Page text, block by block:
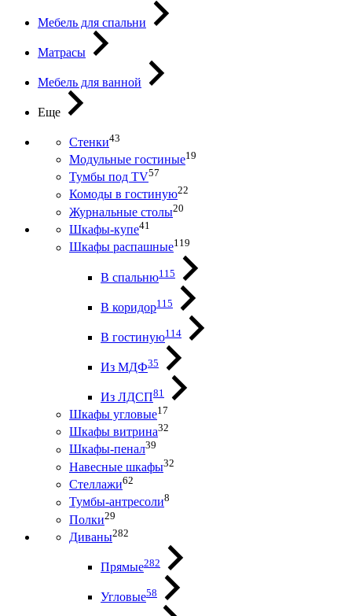
Мебель для спальни
Матрасы
Мебель для ванной
Еще
Стенки43
Модульные гостиные19
Тумбы под ТV57
Комоды в гостиную22
Журнальные столы20
Шкафы-купе41
Шкафы распашные119
В спальню115
В коридор115
В гостиную114
Из МДФ35
Из ЛДСП81
Шкафы угловые17
Шкафы витрина32
Шкафы-пенал39
Навесные шкафы32
Стеллажи62
Тумбы-антресоли8
Полки29
Диваны282
Прямые282
Угловые58